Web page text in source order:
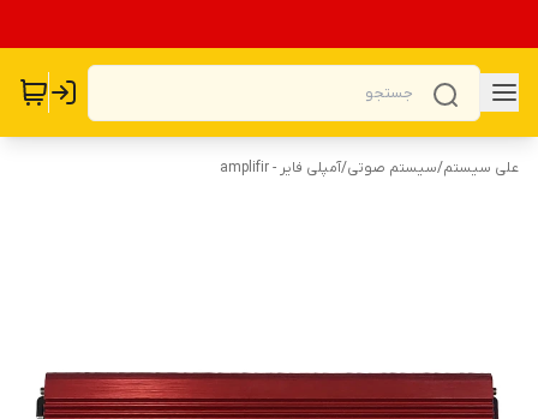
علی سیستم/سیستم صوتی/آمپلی فایر - amplifir